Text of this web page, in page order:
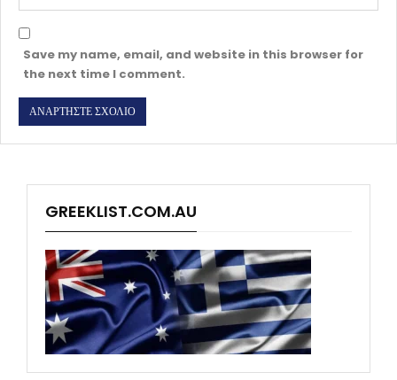
Save my name, email, and website in this browser for
the next time I comment.
GREEKLIST.COM.AU